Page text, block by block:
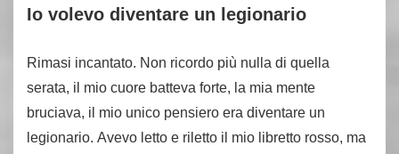
Io volevo diventare un legionario
Rimasi incantato. Non ricordo più nulla di quella
serata, il mio cuore batteva forte, la mia mente
bruciava, il mio unico pensiero era diventare un
legionario. Avevo letto e riletto il mio libretto rosso, ma